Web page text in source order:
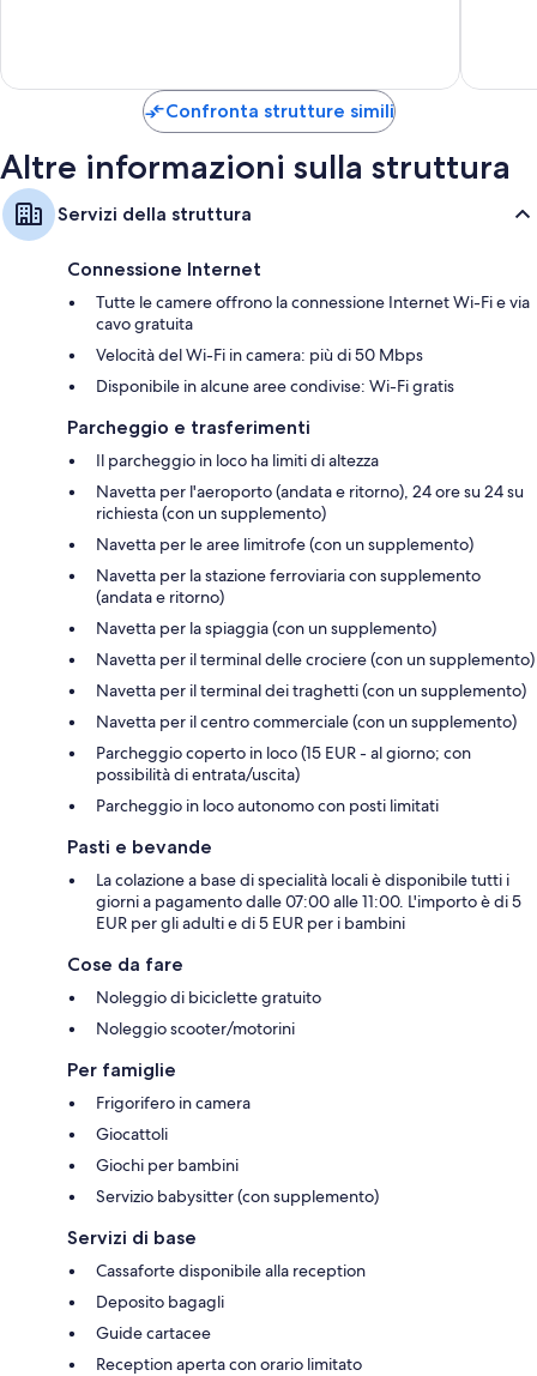
Confronta strutture simili
Altre informazioni sulla struttura
Servizi della struttura
Connessione Internet
Tutte le camere offrono la connessione Internet Wi-Fi e via
cavo gratuita
Velocità del Wi-Fi in camera: più di 50 Mbps
Disponibile in alcune aree condivise: Wi-Fi gratis
Parcheggio e trasferimenti
Il parcheggio in loco ha limiti di altezza
Navetta per l'aeroporto (andata e ritorno), 24 ore su 24 su
richiesta (con un supplemento)
Navetta per le aree limitrofe (con un supplemento)
Navetta per la stazione ferroviaria con supplemento
(andata e ritorno)
Navetta per la spiaggia (con un supplemento)
Navetta per il terminal delle crociere (con un supplemento)
Navetta per il terminal dei traghetti (con un supplemento)
Navetta per il centro commerciale (con un supplemento)
Parcheggio coperto in loco (15 EUR - al giorno; con
possibilità di entrata/uscita)
Parcheggio in loco autonomo con posti limitati
Pasti e bevande
La colazione a base di specialità locali è disponibile tutti i
giorni a pagamento dalle 07:00 alle 11:00. L'importo è di 5
EUR per gli adulti e di 5 EUR per i bambini
Cose da fare
Noleggio di biciclette gratuito
Noleggio scooter/motorini
Per famiglie
Frigorifero in camera
Giocattoli
Giochi per bambini
Servizio babysitter (con supplemento)
Servizi di base
Cassaforte disponibile alla reception
Deposito bagagli
Guide cartacee
Reception aperta con orario limitato